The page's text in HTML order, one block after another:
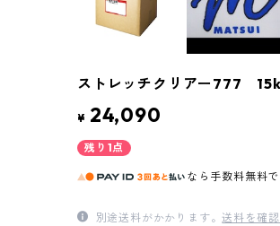
ストレッチクリアー777
¥ 24,090
残り1点
なら 手数料無料で
別途送料がかかります。送料を確認